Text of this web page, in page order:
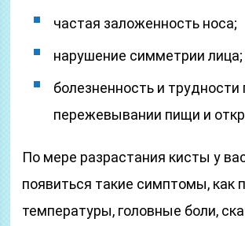
частая заложенность носа;
нарушение симметрии лица;
болезненность и трудности
пережевывании пищи и
По мере разрастания кисты у
появиться такие симптомы, как
температуры, головные боли,